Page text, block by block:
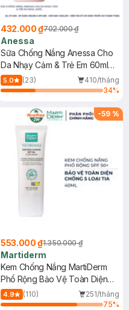
432.000 ₫702.000 ₫
Anessa
Sữa Chống Nắng Anessa Cho
Da Nhạy Cảm & Trẻ Em 60ml
(Mới)
5.0 (23)
410/tháng
34%
-59 %
553.000 ₫1.350.000 ₫
Martiderm
Kem Chống Nắng MartiDerm
Phổ Rộng Bảo Vệ Toàn Diện
40ml
4.9 (110)
251/tháng
75%